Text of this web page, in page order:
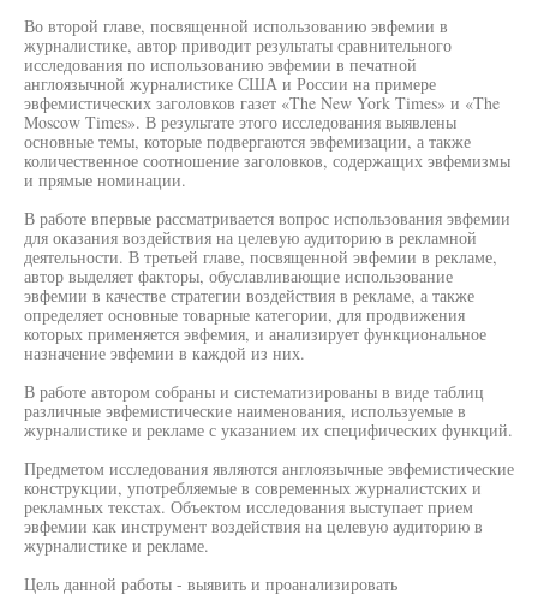
Во второй главе, посвященной использованию эвфемии в
журналистике, автор приводит результаты сравнительного
исследования по использованию эвфемии в печатной
англоязычной журналистике США и России на примере
эвфемистических заголовков газет «The New York Times» и «The
Moscow Times». В результате этого исследования выявлены
основные темы, которые подвергаются эвфемизации, а также
количественное соотношение заголовков, содержащих эвфемизмы
и прямые номинации.
В работе впервые рассматривается вопрос использования эвфемии
для оказания воздействия на целевую аудиторию в рекламной
деятельности. В третьей главе, посвященной эвфемии в рекламе,
автор выделяет факторы, обуславливающие использование
эвфемии в качестве стратегии воздействия в рекламе, а также
определяет основные товарные категории, для продвижения
которых применяется эвфемия, и анализирует функциональное
назначение эвфемии в каждой из них.
В работе автором собраны и систематизированы в виде таблиц
различные эвфемистические наименования, используемые в
журналистике и рекламе с указанием их специфических функций.
Предметом исследования являются англоязычные эвфемистические
конструкции, употребляемые в современных журналистских и
рекламных текстах. Объектом исследования выступает прием
эвфемии как инструмент воздействия на целевую аудиторию в
журналистике и рекламе.
Цель данной работы - выявить и проанализировать